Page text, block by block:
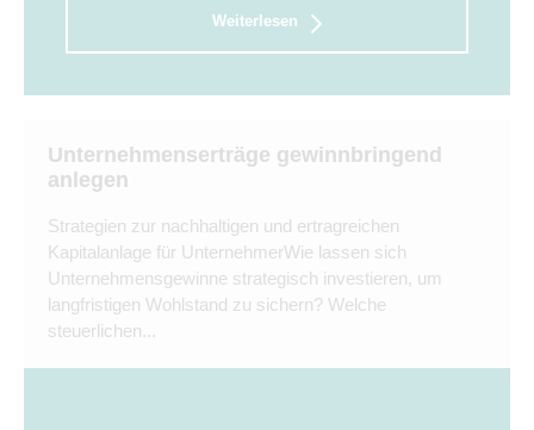
Weiterlesen
Unternehmenserträge gewinnbringend
anlegen
Strategien zur nachhaltigen und ertragreichen
Kapitalanlage für UnternehmerWie lassen sich
Unternehmensgewinne strategisch investieren, um
langfristigen Wohlstand zu sichern? Welche
steuerlichen...